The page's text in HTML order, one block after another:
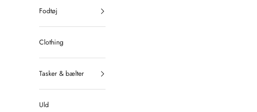
Fodtøj
Clothing
Tasker & bælter
Uld